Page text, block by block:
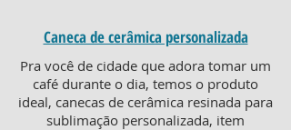
Caneca de cerâmica personalizada
Pra você de cidade que adora tomar um
café durante o dia, temos o produto
ideal, canecas de cerâmica resinada para
sublimação personalizada, item